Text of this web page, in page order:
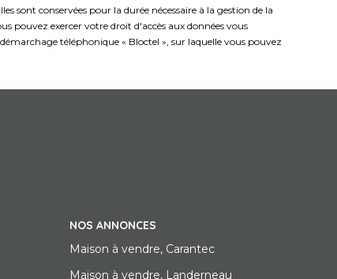
sont conservées pour la durée nécessaire à la gestion de la
pouvez exercer votre droit d'accès aux données vous
téléphonique « Bloctel », sur laquelle vous pouvez
NOS ANNONCES
Maison à vendre, Carantec
Maison à vendre, Landerneau